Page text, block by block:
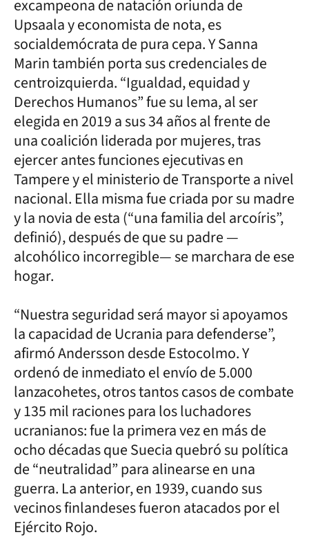
excampeona de natación oriunda de
Upsaala y economista de nota, es
socialdemócrata de pura cepa. Y Sanna
Marin también porta sus credenciales de
centroizquierda. “Igualdad, equidad y
Derechos Humanos” fue su lema, al ser
elegida en 2019 a sus 34 años al frente de
una coalición liderada por mujeres, tras
ejercer antes funciones ejecutivas en
Tampere y el ministerio de Transporte a nivel
nacional. Ella misma fue criada por su madre
y la novia de esta (“una familia del arcoíris”,
definió), después de que su padre —
alcohólico incorregible— se marchara de ese
hogar.
“Nuestra seguridad será mayor si apoyamos
la capacidad de Ucrania para defenderse”,
afirmó Andersson desde Estocolmo. Y
ordenó de inmediato el envío de 5.000
lanzacohetes, otros tantos casos de combate
y 135 mil raciones para los luchadores
ucranianos: fue la primera vez en más de
ocho décadas que Suecia quebró su política
de “neutralidad” para alinearse en una
guerra. La anterior, en 1939, cuando sus
vecinos finlandeses fueron atacados por el
Ejército Rojo.